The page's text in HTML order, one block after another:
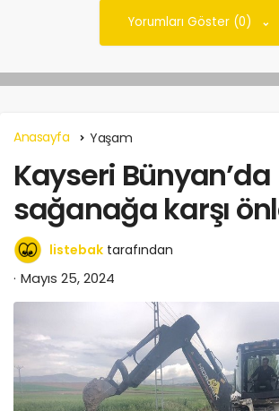
Yorumları Göster (0)
Anasayfa Yaşam
Kayseri Bünyan’da
sağanağa karşı
listebak tarafından
Mayıs 25, 2024